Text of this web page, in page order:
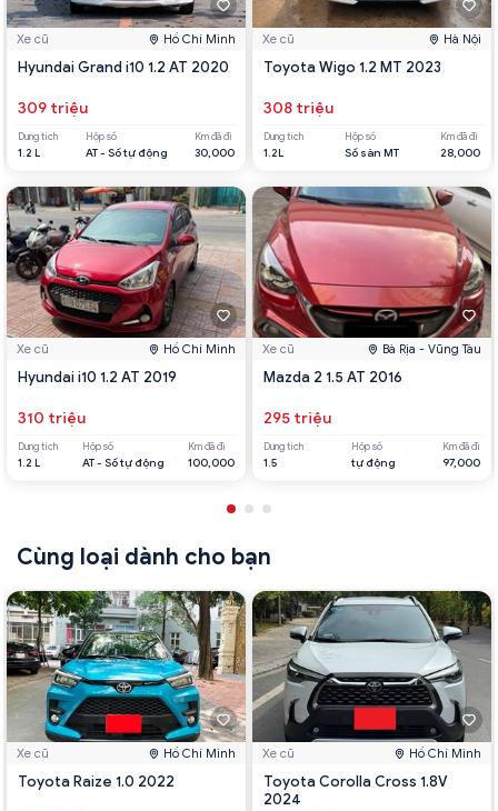
Xe cũ Hồ Chí Minh
Hyundai Grand i10 1.2 AT 2020
309 triệu
Dung tích
1.2 L
Hộp số
AT - Số tự động
Km đã đi
30,000
Xe cũ Hồ Chí Minh
Hyundai i10 1.2 AT 2019
310 triệu
Dung tích
1.2 L
Hộp số
AT - Số tự động
Km đã đi
100,000
Xe cũ Hà Nội
Toyota Wigo 1.2 MT 2023
308 triệu
Dung tích
1.2L
Hộp số
Số sàn MT
Km đã đi
28,000
Xe cũ Bà Rịa - Vũng Tàu
Mazda 2 1.5 AT 2016
295 triệu
Dung tích
1.5
Hộp số
tự động
Km đã đi
97,000
Cùng loại dành cho bạn
Xe cũ Hồ Chí Minh
Toyota Raize 1.0 2022
Xe cũ Hồ Chí Minh
Toyota Corolla Cross 1.8V
2024